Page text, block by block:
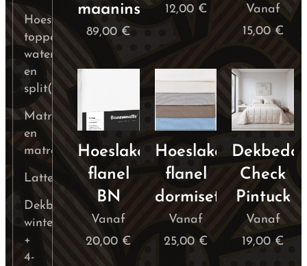
Hoeslakens
topper,
waterbed
en
split(ten)
Matrasbeschermers
en
matrasvernieuwer
Lattenbeschermers
Dekbedden
winter
+
4-
maaninsnijding
89,00 €
12,00€
Vanaf
15,00€
Hoeslaken
flanel
BN
Vanaf
20,00 €
Hoeslaken
flanel
dormisette
Vanaf
25,00 €
Check
Pintuck
Vanaf
19,00 €